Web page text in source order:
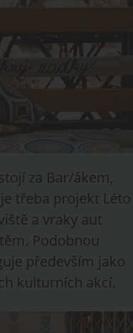
za Bar/ákem,
třeba projekt Léto
a vraky aut
Podobnou
především jako
kulturních akcí.